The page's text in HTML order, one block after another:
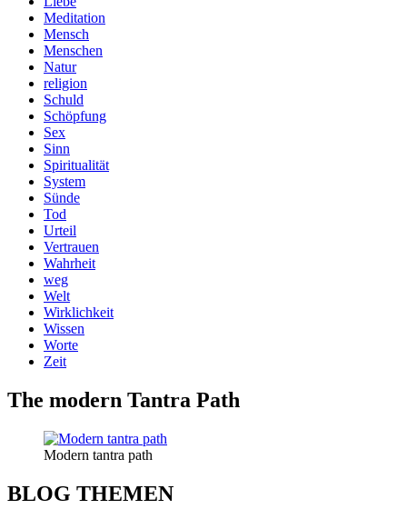
Meditation
Mensch
Menschen
Natur
religion
Schuld
Schöpfung
Sex
Sinn
Spiritualität
System
Sünde
Tod
Urteil
Vertrauen
Wahrheit
weg
Welt
Wirklichkeit
Wissen
Worte
Zeit
The modern Tantra Path
Modern tantra path
BLOG THEMEN